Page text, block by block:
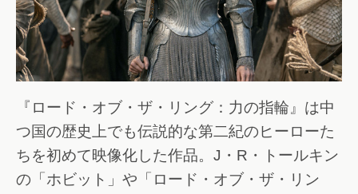
『ロード・オブ・ザ・リング：力の指輪』は中
つ国の歴史上でも伝説的な第二紀のヒーローた
ちを初めて映像化した作品。J・R・トールキン
の「ホビット」や「ロード・オブ・ザ・リン